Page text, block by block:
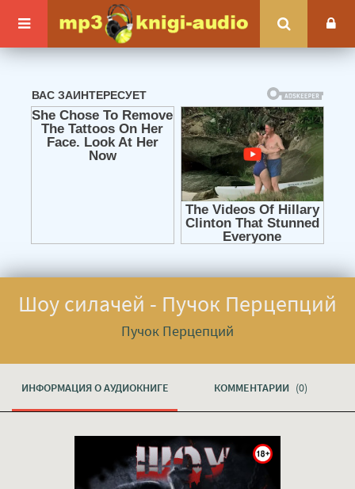
Шоу силачей - Пучок Перцепций
Пучок Перцепций
ИНФОРМАЦИЯ О АУДИОКНИГЕ КОММЕНТАРИИ (0)